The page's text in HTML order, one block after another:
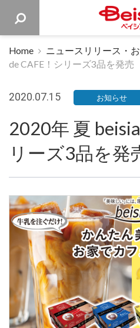
Home ニュースリリース・
de CAFE！シリーズ3品を発売
2020.07.15 お知らせ
2020年 夏
リーズ3品を発